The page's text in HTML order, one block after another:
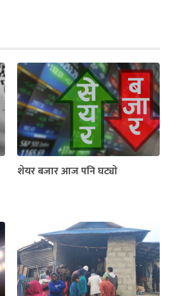
शेयर बजार आज पनि घट्याे